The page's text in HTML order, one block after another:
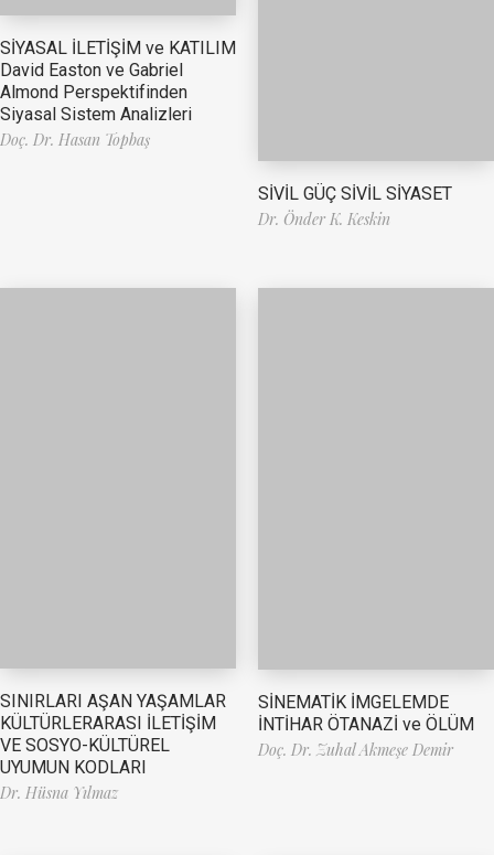
SİYASAL İLETİŞİM ve KATILIM
David Easton ve Gabriel
Almond Perspektifinden
Siyasal Sistem Analizleri
Doç. Dr. Hasan Topbaş
SİVİL GÜÇ SİVİL SİYASET
Dr. Önder K. Keskin
SINIRLARI AŞAN YAŞAMLAR
KÜLTÜRLERARASI İLETİŞİM
VE SOSYO-KÜLTÜREL
UYUMUN KODLARI
Dr. Hüsna Yılmaz
SİNEMATİK İMGELEMDE
İNTİHAR ÖTANAZİ ve ÖLÜM
Doç. Dr. Zuhal Akmeşe Demir